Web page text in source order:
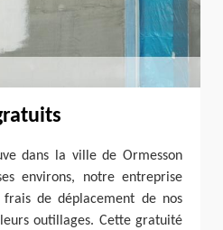
dans la ville de Ormesson
environs, notre entreprise
de déplacement de nos
outillages. Cette gratuité